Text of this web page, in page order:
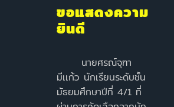
ขอแสดงความ
ยินดี
นายศรณ์จุฑา
มีเเก้ว นักเรียนระดับชั้น
มัธยมศึกษาปีที่ 4/1 ที่